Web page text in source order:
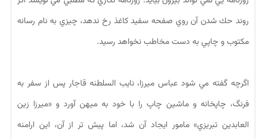
روند حك شدن آن روي صفحه سفيد كاغذ رخ ندهد، چيزي به نام رسانه
مكتوب و چاپي به دست مخاطب نخواهد رسيد.
اگرچه گفته مي شود عباس ميرزا، نايب السلطنه قاجار پس از سفر به
فرنگ، چاپخانه و ماشين چاپ را با خود به ميهن آورد و «ميرزا زين
العابدين تبريزي» مامور ايجاد آن شد، اما پيش تر از آن، اين ارامنه